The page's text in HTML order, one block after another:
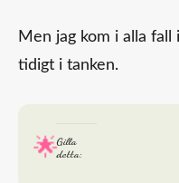
Men jag kom i alla
tidigt i tanken.
Gilla
detta: